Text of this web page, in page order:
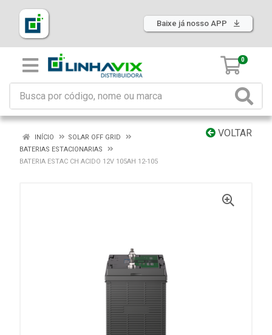
Baixe já nosso APP
0
VOLTAR
INÍCIO
SOLAR OFF GRID
BATERIAS ESTACIONARIAS
BATERIA ESTAC CH ACIDO 12V 105AH 12-105